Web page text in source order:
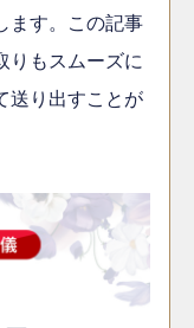
ます。この記事
りもスムーズに
送り出すことが